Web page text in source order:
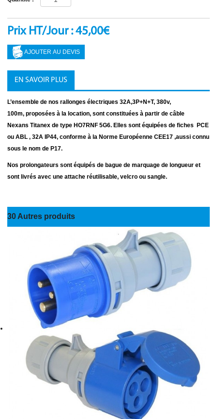
Prix HT/Jour : 45,00€
EN SAVOIR PLUS
L’ensemble de nos rallonges électriques 32A,3P+N+T, 380v,
100m, proposées à la location, sont constituées à partir de câble
Nexans Titanex de type HO7RNF 5G6. Elles sont équipées de fiches PCE
ou ABL , 32A IP44, conforme à la Norme Européenne CEE17 ,aussi connu
sous le nom de P17.
Nos prolongateurs sont équipés de bague de marquage de longueur et
sont livrés avec une attache réutilisable, velcro ou sangle.
30 Autres produits